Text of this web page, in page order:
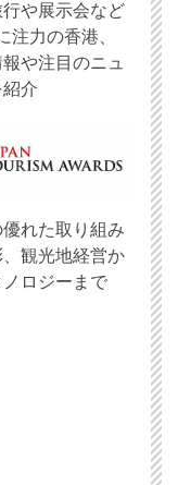
や展示会など
注力の香港、
や注目のニュ
介
れた取り組み
、観光地経営か
ノロジーまで